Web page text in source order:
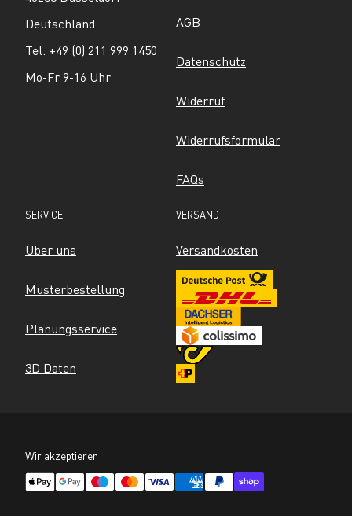
Deutschland
Tel. +49 (0) 211 999 1450
Mo-Fr 9-16 Uhr
AGB
Datenschutz
Widerruf
Widerrufsformular
FAQs
SERVICE
Über uns
Musterbestellung
Planungsservice
3D Daten
VERSAND
Versandkosten
Wir akzeptieren